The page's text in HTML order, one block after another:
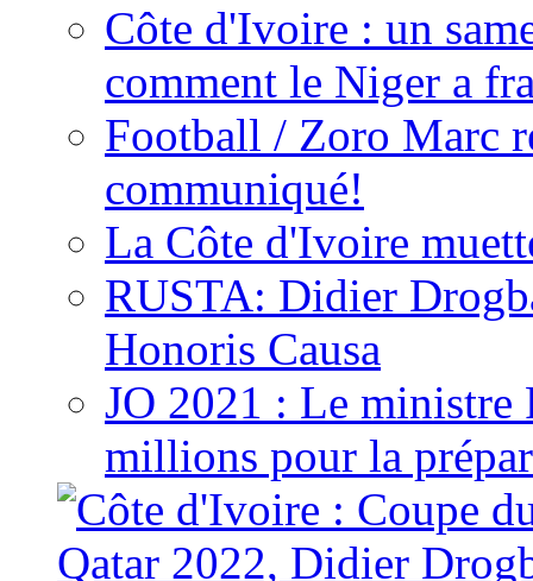
Côte d'Ivoire : un
comment le Niger a
Football / Zoro Marc
communiqué!
La Côte d'Ivoire
RUSTA: Didier
Honoris Causa
JO 2021 : Le ministre
millions pour la